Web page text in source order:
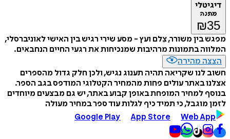
דיגיטלי
מתנה
₪35
מפגש בין משורר, צֵלם ועץ - מסע שירי רגיש בין האישי לאוניברסלי,
המלווה בתמונות מרהיבות שמנכיחות את רגעי החיים הנחבאים.
הצצה מהירה
חשוב לנו שקריאה תהיה תענוג נגיש, ולכן חלק גדול מהספרים
אצלנו באתר עולים פחות מהמחיר הקטלוגי המודפס בגב הספר.
בנוסף למחיר המופחת באופן קבוע באתר, יש גם מבצעים מיוחדים
לזמן מוגבל, כי תמיד כיף לגלות עוד ספר במחיר מעולה
Google Play
App Store Web App